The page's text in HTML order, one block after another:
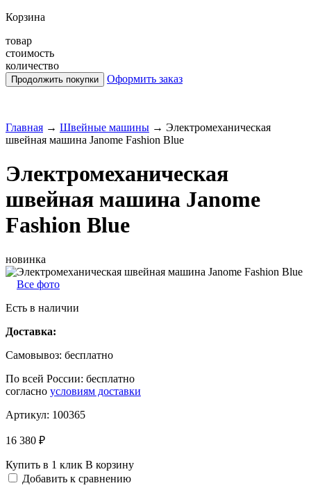
Корзина
товар
стоимость
количество
Оформить заказ
Главная → Швейные машины → Электромеханическая
швейная машина Janome Fashion Blue
Электромеханическая
швейная машина Janome
Fashion Blue
новинка
Все фото
Есть в наличии
Доставка:
Самовывоз: бесплатно
По всей России: бесплатно
согласно условиям доставки
Артикул: 100365
16 380 ₽
Купить в 1 клик В корзину
Добавить к сравнению